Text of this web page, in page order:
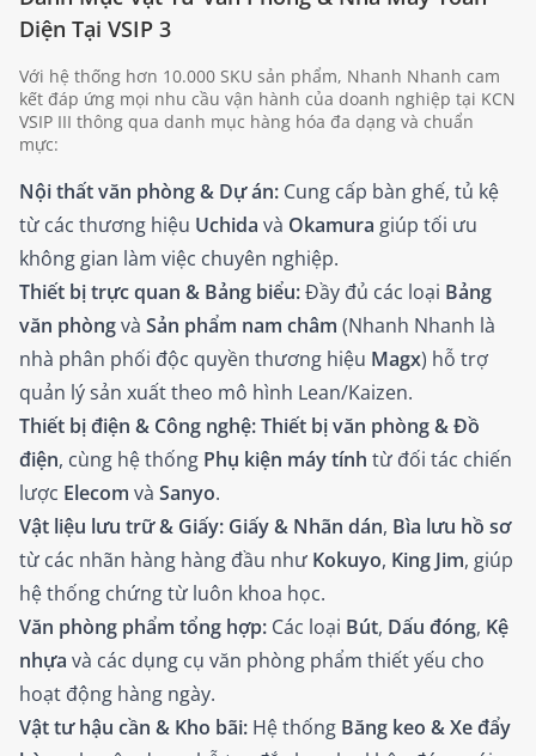
Diện Tại VSIP 3
Với hệ thống hơn 10.000 SKU sản phẩm, Nhanh Nhanh cam
kết đáp ứng mọi nhu cầu vận hành của doanh nghiệp tại KCN
VSIP III thông qua danh mục hàng hóa đa dạng và chuẩn
mực:
Nội thất văn phòng & Dự án: Cung cấp bàn ghế, tủ kệ
từ các thương hiệu Uchida và Okamura giúp tối ưu
không gian làm việc chuyên nghiệp.
Thiết bị trực quan & Bảng biểu:Đầy đủ các loại Bảng
văn phòngvà Sản phẩm nam châm (Nhanh Nhanh là
nhà phân phối độc quyền thương hiệu Magx) hỗ trợ
quản lý sản xuất theo mô hình Lean/Kaizen.
Thiết bị điện & Công nghệ:Thiết bị văn phòng & Đồ
điện, cùng hệ thống Phụ kiện máy tính từ đối tác chiến
lược Elecom và Sanyo.
Vật liệu lưu trữ & Giấy: Giấy & Nhãn dán, Bìa lưu hồ sơ
từ các nhãn hàng hàng đầu như Kokuyo, King Jim, giúp
hệ thống chứng từ luôn khoa học.
Văn phòng phẩm tổng hợp: Các loại Bút, Dấu đóng, Kệ
nhựa và các dụng cụ văn phòng phẩm thiết yếu cho
hoạt động hàng ngày.
Vật tư hậu cần & Kho bãi: Hệ thống Băng keo & Xe đẩy